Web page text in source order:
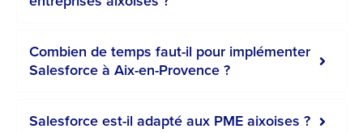
Combien de temps faut-il pour implémenter
Salesforce à Aix-en-Provence ?
Salesforce est-il adapté aux PME aixoises ?